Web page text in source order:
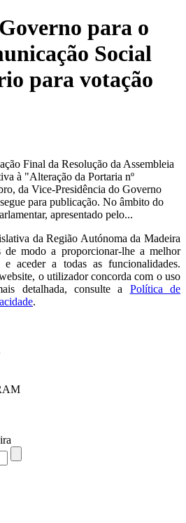
para o
Social
para votação
Final da Resolução da Assembleia
à "Alteração da Portaria nº
da Vice-Presidência do Governo
para publicação. No âmbito do
apresentado pelo...
da Região Autónoma da Madeira
de modo a proporcionar-lhe a melhor
e aceder a todas as funcionalidades.
o utilizador concorda com o uso
detalhada, consulte a
Política de
.